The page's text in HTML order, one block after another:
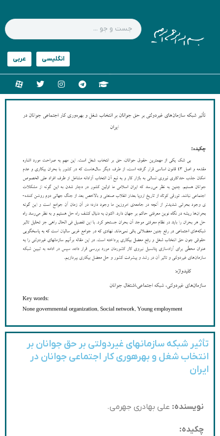
تأثیر شبکه سازمان­های غیردولتی بر حق جوانان بر
انتخاب شغل و بهره­وری کار اجتماعی جوانان در
ایران
نویسنده: علی بهادری جهرمی.
چکیده: